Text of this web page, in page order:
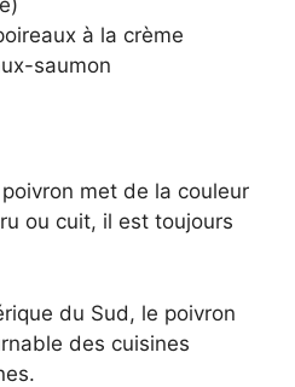
à la crème
saumon
met de la couleur
ou cuit, il est toujours
du Sud, le poivron
des cuisines